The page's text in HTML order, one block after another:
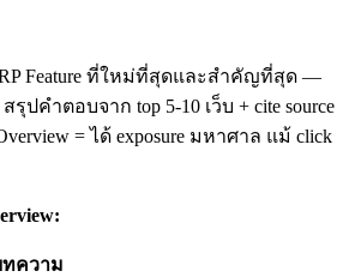
Feature ที่ใหม่ที่สุดและสำคัญที่สุด —
รุปคำตอบจาก top 5-10 เว็บ + cite source
= ได้ exposure มหาศาล แม้ click
ทความ